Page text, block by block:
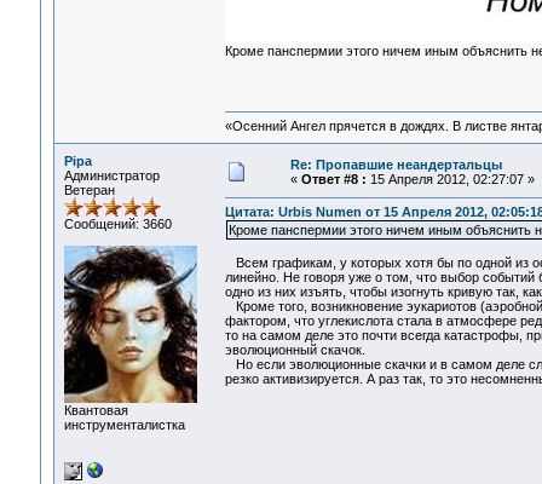
Кроме панспермии этого ничем иным объяснить
«Осенний Ангел прячется в дождях. В листве
Pipa
Администратор
Ветеран
Сообщений: 3660
Квантовая
инструменталистка
Re: Пропавшие неандертальцы
« Ответ #8 : 15 Апреля 2012, 02:27:07 »
Цитата: Urbis Numen от 15 Апреля 2012,
Кроме панспермии этого ничем иным объяснить
Всем графикам, у которых хотя бы по одной из
линейно. Не говоря уже о том, что выбор событий
одно из них изъять, чтобы изогнуть кривую так,
Кроме того, возникновение эукариотов
фактором, что углекислота стала в атмосфере
то на самом деле это почти всегда катастрофы,
эволюционный скачок.
Но если эволюционные скачки и в самом деле
резко активизируется. А раз так, то это